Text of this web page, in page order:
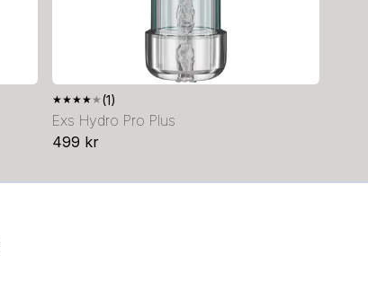
★★★★★ (1)
Exs Hydro Pro Plus
499 kr